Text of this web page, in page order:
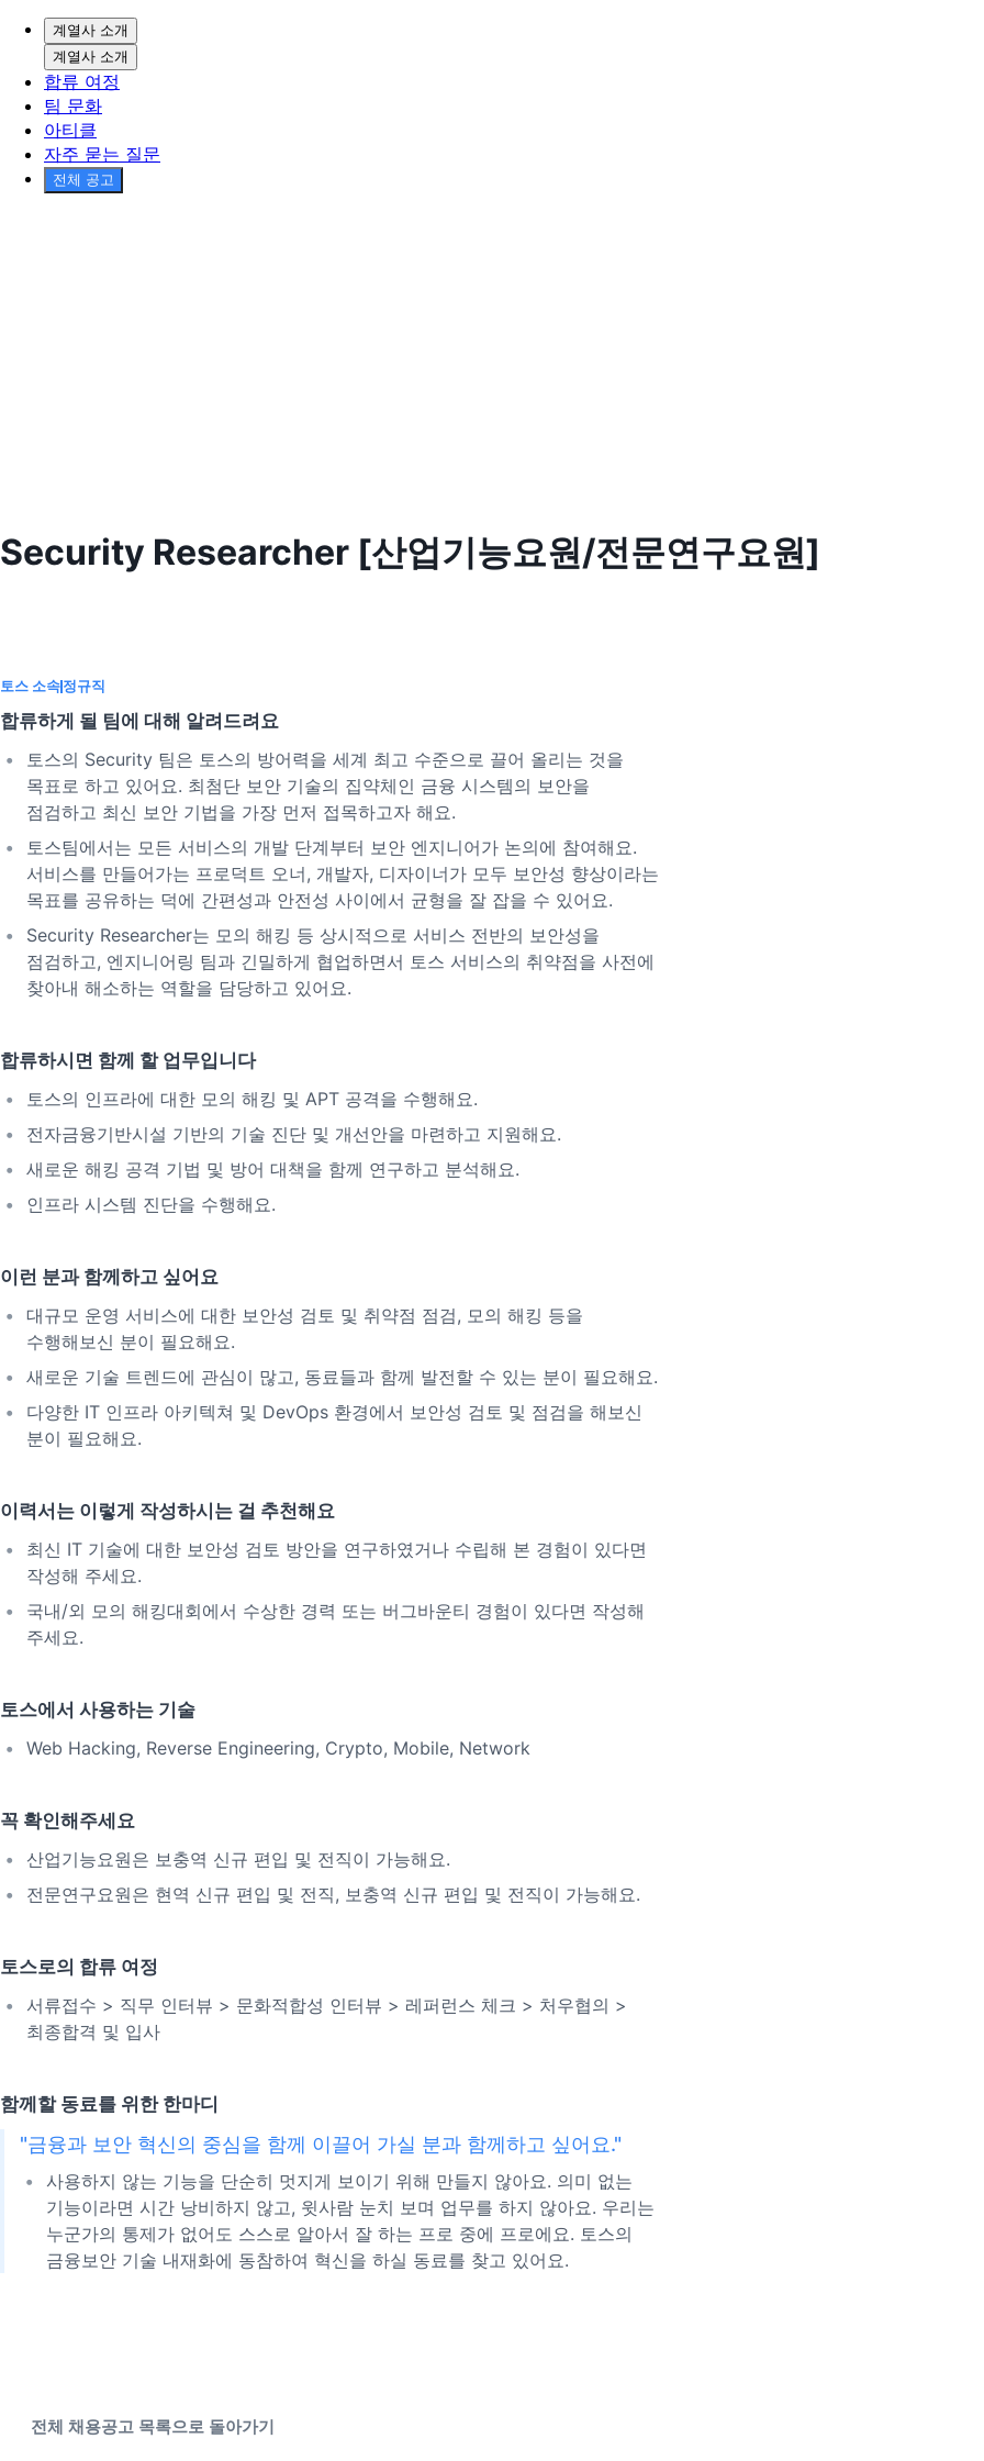
계열사 소개
계열사 소개
합류 여정
팀 문화
아티클
자주 묻는 질문
전체 공고
Security Researcher [산업기능요원/전문연구요원]
토스 소속정규직
합류하게 될 팀에 대해 알려드려요
토스의 Security 팀은 토스의 방어력을 세계 최고 수준으로 끌어 올리는 것을
목표로 하고 있어요. 최첨단 보안 기술의 집약체인 금융 시스템의 보안을
점검하고 최신 보안 기법을 가장 먼저 접목하고자 해요.
토스팀에서는 모든 서비스의 개발 단계부터 보안 엔지니어가 논의에 참여해요.
서비스를 만들어가는 프로덕트 오너, 개발자, 디자이너가 모두 보안성 향상이라는
목표를 공유하는 덕에 간편성과 안전성 사이에서 균형을 잘 잡을 수 있어요.
Security Researcher는 모의 해킹 등 상시적으로 서비스 전반의 보안성을
점검하고, 엔지니어링 팀과 긴밀하게 협업하면서 토스 서비스의 취약점을 사전에
찾아내 해소하는 역할을 담당하고 있어요.
합류하시면 함께 할 업무입니다
토스의 인프라에 대한 모의 해킹 및 APT 공격을 수행해요.
전자금융기반시설 기반의 기술 진단 및 개선안을 마련하고 지원해요.
새로운 해킹 공격 기법 및 방어 대책을 함께 연구하고 분석해요.
인프라 시스템 진단을 수행해요.
이런 분과 함께하고 싶어요
대규모 운영 서비스에 대한 보안성 검토 및 취약점 점검, 모의 해킹 등을
수행해보신 분이 필요해요.
새로운 기술 트렌드에 관심이 많고, 동료들과 함께 발전할 수 있는 분이 필요해요.
다양한 IT 인프라 아키텍쳐 및 DevOps 환경에서 보안성 검토 및 점검을 해보신
분이 필요해요.
이력서는 이렇게 작성하시는 걸 추천해요
최신 IT 기술에 대한 보안성 검토 방안을 연구하였거나 수립해 본 경험이 있다면
작성해 주세요.
국내/외 모의 해킹대회에서 수상한 경력 또는 버그바운티 경험이 있다면 작성해
주세요.
토스에서 사용하는 기술
Web Hacking, Reverse Engineering, Crypto, Mobile, Network
꼭 확인해주세요
산업기능요원은 보충역 신규 편입 및 전직이 가능해요.
전문연구요원은 현역 신규 편입 및 전직, 보충역 신규 편입 및 전직이 가능해요.
토스로의 합류 여정
서류접수 > 직무 인터뷰 > 문화적합성 인터뷰 > 레퍼런스 체크 > 처우협의 >
최종합격 및 입사
함께할 동료를 위한 한마디
"금융과 보안 혁신의 중심을 함께 이끌어 가실 분과 함께하고 싶어요."
사용하지 않는 기능을 단순히 멋지게 보이기 위해 만들지 않아요. 의미 없는
기능이라면 시간 낭비하지 않고, 윗사람 눈치 보며 업무를 하지 않아요. 우리는
누군가의 통제가 없어도 스스로 알아서 잘 하는 프로 중에 프로에요. 토스의
금융보안 기술 내재화에 동참하여 혁신을 하실 동료를 찾고 있어요.
전체 채용공고 목록으로 돌아가기